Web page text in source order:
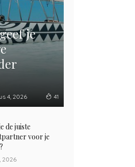
je
4, 2026 41
de juiste
voor je
2026